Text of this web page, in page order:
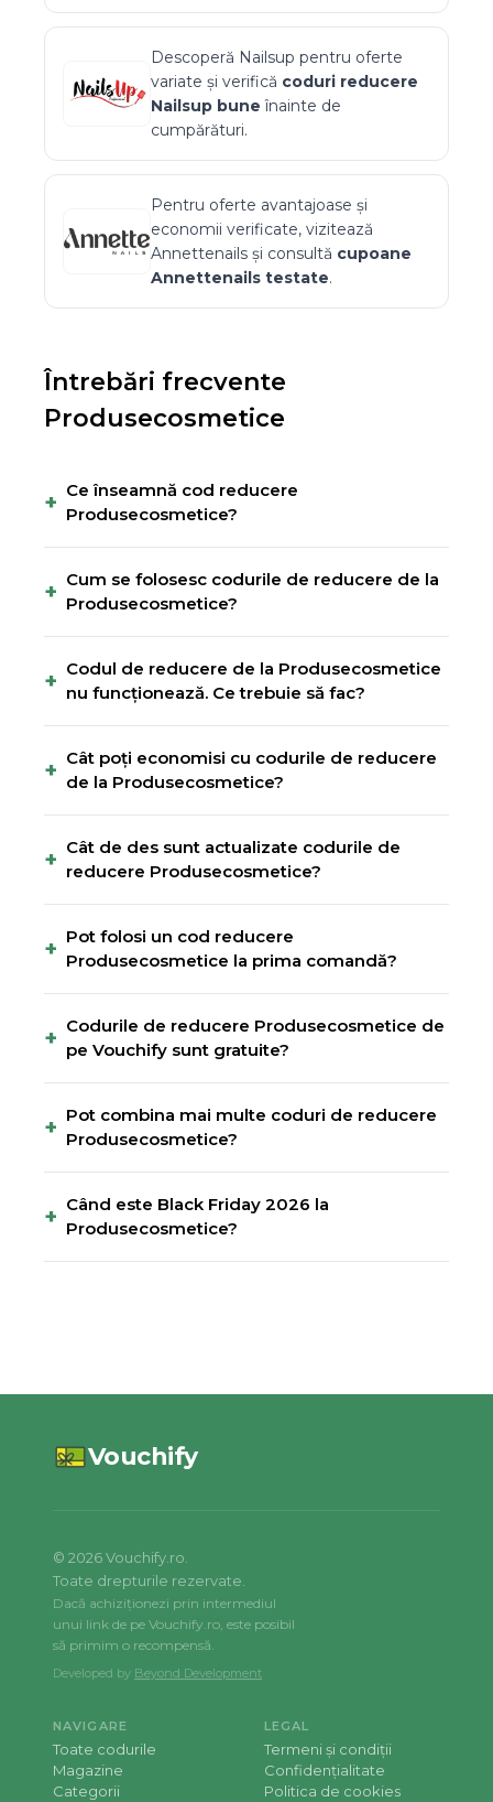
Descoperă Nailsup pentru oferte
variate și verifică coduri reducere
Nailsup bune înainte de
cumpărături.
Pentru oferte avantajoase și
economii verificate, vizitează
Annettenails și consultă cupoane
Annettenails testate.
Întrebări frecvente
Produsecosmetice
+ Ce înseamnă cod reducere
Produsecosmetice?
+ Cum se folosesc codurile de reducere de la
Produsecosmetice?
+ Codul de reducere de la Produsecosmetice
nu funcționează. Ce trebuie să fac?
+ Cât poți economisi cu codurile de reducere
de la Produsecosmetice?
+ Cât de des sunt actualizate codurile de
reducere Produsecosmetice?
+ Pot folosi un cod reducere
Produsecosmetice la prima comandă?
+ Codurile de reducere Produsecosmetice de
pe Vouchify sunt gratuite?
+ Pot combina mai multe coduri de reducere
Produsecosmetice?
+ Când este Black Friday 2026 la
Produsecosmetice?
Vouchify
© 2026Vouchify.ro.
Toate drepturile rezervate.
Dacă achiziționezi prin intermediul
unui link de pe Vouchify.ro, este posibil
să primim o recompensă.
Developed by Beyond Development
NAVIGARE
Toate codurile
Magazine
Categorii
LEGAL
Termeni și condiții
Confidențialitate
Politica de cookies